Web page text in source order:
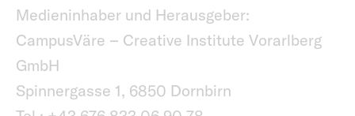
Medieninhaber und Herausgeber:
CampusVäre – Creative Institute Vorarlberg
GmbH
Spinnergasse 1, 6850 Dornbirn